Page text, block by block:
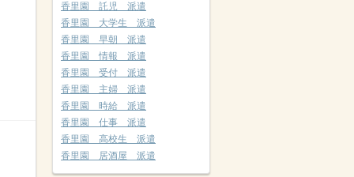
香里園 託児 派遣
香里園 大学生 派遣
香里園 早朝 派遣
香里園 情報 派遣
香里園 受付 派遣
香里園 主婦 派遣
香里園 時給 派遣
香里園 仕事 派遣
香里園 高校生 派遣
香里園 居酒屋 派遣